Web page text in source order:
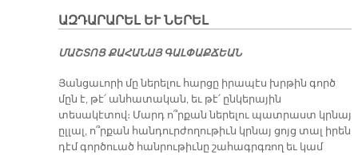
ԱԶԴԱՐԱՐԵԼ ԵՒ ՆԵՐԵԼ
ՄԱՇ­ՏՈՑ ՔԱ­ՀԱ­ՆԱՅ ԳԱԼ­ՓԱՔ­ՃԵԱՆ
Յանցաւորի մը ներելու հարցը իրապէս խրթին գործ
մըն է, թէ՛ անհատական, եւ թէ՛ ընկերային
տեսակէտով։ Մարդ ո՞րքան ներելու պատրաստ կրնայ
ըլլալ, ո՞րքան հանդուրժողութիւն կրնայ ցոյց տալ իրեն
դէմ գործուած հանրութիւնը շահագրգռող եւ կամ